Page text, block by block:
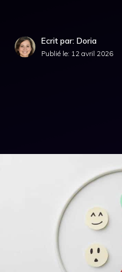
Ecrit par: Doria
Publié le: 12 avril 2026